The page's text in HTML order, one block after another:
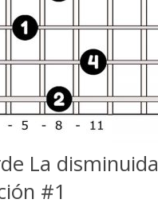
La disminuida
#1